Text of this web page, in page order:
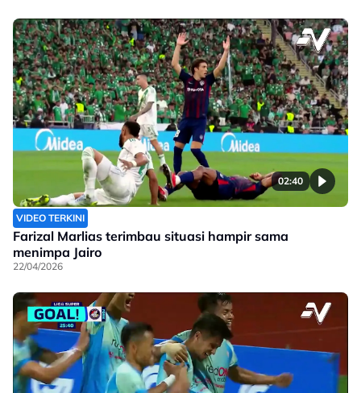
02:40
VIDEO TERKINI
Farizal Marlias terimbau situasi hampir sama
menimpa Jairo
22/04/2026